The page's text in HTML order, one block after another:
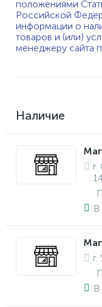
положениями
Российской
информации о
товаров и (или)
менеджеру сайта
Наличие
В
В